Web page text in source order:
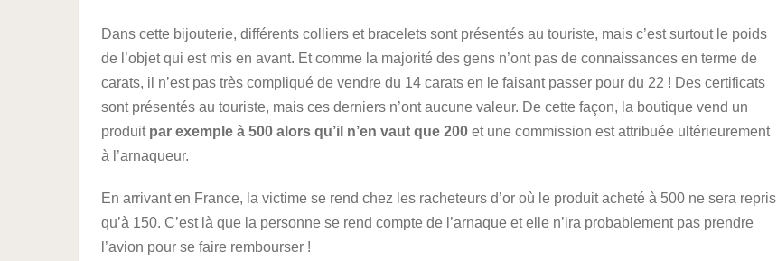
Dans cette bijouterie, différents colliers et bracelets sont présentés au touriste, mais c’est surtout le poids
de l’objet qui est mis en avant. Et comme la majorité des gens n’ont pas de connaissances en terme de
carats, il n’est pas très compliqué de vendre du 14 carats en le faisant passer pour du 22 ! Des certificats
sont présentés au touriste, mais ces derniers n’ont aucune valeur. De cette façon, la boutique vend un
produit par exemple à 500 alors qu’il n’en vaut que 200 et une commission est attribuée ultérieurement
à l’arnaqueur.
En arrivant en France, la victime se rend chez les racheteurs d’or où le produit acheté à 500 ne sera repris
qu’à 150. C’est là que la personne se rend compte de l’arnaque et elle n’ira probablement pas prendre
l’avion pour se faire rembourser !